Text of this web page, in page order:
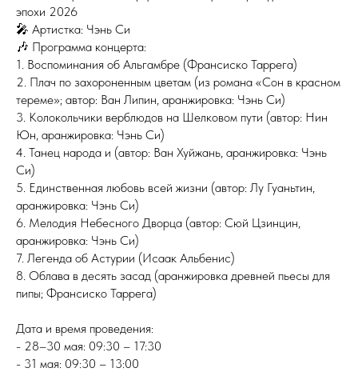
эпохи 2026
🎤 Артистка: Чэнь Си
🎶 Программа концерта:
1. Воспоминания об Альгамбре (Франсиско Таррега)
2. Плач по захороненным цветам (из романа «Сон в красном
тереме»; автор: Ван Липин, аранжировка: Чэнь Си)
3. Колокольчики верблюдов на Шелковом пути (автор: Нин
Юн, аранжировка: Чэнь Си)
4. Танец народа и (автор: Ван Хуйжань, аранжировка: Чэнь
Си)
5. Единственная любовь всей жизни (автор: Лу Гуаньтин,
аранжировка: Чэнь Си)
6. Мелодия Небесного Дворца (автор: Сюй Цзинцин,
аранжировка: Чэнь Си)
7. Легенда об Астурии (Исаак Альбенис)
8. Облава в десять засад (аранжировка древней пьесы для
пипы; Франсиско Таррега)
Дата и время проведения:
- 28–30 мая: 09:30 – 17:30
- 31 мая: 09:30 – 13:00